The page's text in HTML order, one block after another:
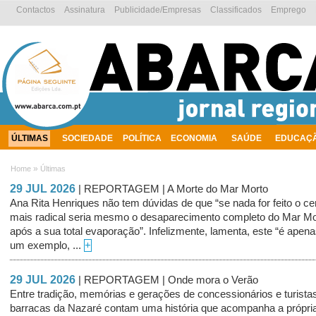
ÚLTIMAS SOCIEDADE POLÍTICA ECONOMIA SAÚDE
Emprego
Classificados
Publicidade/Empresas
Assinatura
Contactos
Home » Últimas
29 JUL 2026
| REPORTAGEM | A Morte do Mar Morto
Ana Rita Henriques não tem dúvidas de que “se nada for feito o
mais radical seria mesmo o desaparecimento completo do Mar
após a sua total evaporação”. Infelizmente, lamenta, este “é
um exemplo, ... +
29 JUL 2026
| REPORTAGEM | Onde mora o Verão
Entre tradição, memórias e gerações de concessionários e
barracas da Nazaré contam uma história que acompanha a